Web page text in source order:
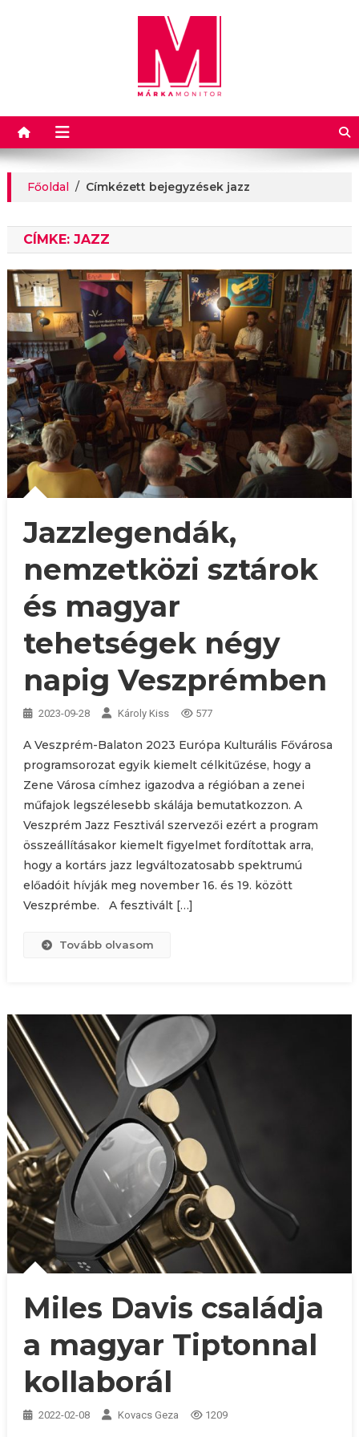
Márkamonitor
Főoldal / Címkézett bejegyzések jazz
CÍMKE: JAZZ
Jazzlegendák,
nemzetközi sztárok
és magyar
tehetségek négy
napig Veszprémben
2023-09-28 Károly Kiss 577
A Veszprém-Balaton 2023 Európa Kulturális Fővárosa
programsorozat egyik kiemelt célkitűzése, hogy a
Zene Városa címhez igazodva a régióban a zenei
műfajok legszélesebb skálája bemutatkozzon. A
Veszprém Jazz Fesztivál szervezői ezért a program
összeállításakor kiemelt figyelmet fordítottak arra,
hogy a kortárs jazz legváltozatosabb spektrumú
előadóit hívják meg november 16. és 19. között
Veszprémbe. A fesztivált […]
Tovább olvasom
Miles Davis családja
a magyar Tiptonnal
kollaborál
2022-02-08 Kovacs Geza 1209